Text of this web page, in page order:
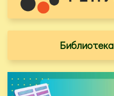
Библиотека